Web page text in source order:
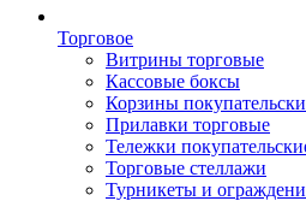
Торговое
Витрины торговые
Кассовые боксы
Корзины
Прилавки торговые
Тележки
Торговые стеллажи
Турникеты и